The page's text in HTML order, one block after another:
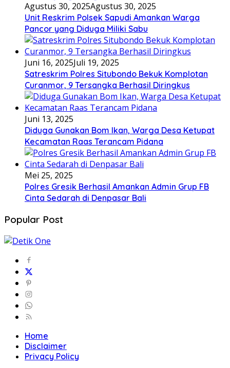
Agustus 30, 2025Agustus 30, 2025
Unit Reskrim Polsek Sapudi Amankan Warga
Pancor yang Diduga Miliki Sabu
Juni 16, 2025Juli 19, 2025
Satreskrim Polres Situbondo Bekuk Komplotan
Curanmor, 9 Tersangka Berhasil Diringkus
Juni 13, 2025
Diduga Gunakan Bom Ikan, Warga Desa Ketupat
Kecamatan Raas Terancam Pidana
Mei 25, 2025
Polres Gresik Berhasil Amankan Admin Grup FB
Cinta Sedarah di Denpasar Bali
Popular Post
Home
Disclaimer
Privacy Policy